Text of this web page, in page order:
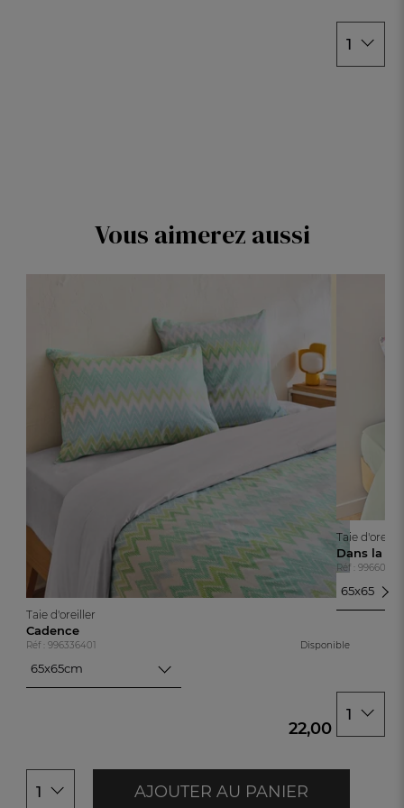
1
Vous aimerez aussi
Taie d'oreiller
Cadence
Réf : 996336401 Disponible
65x65cm
22,00 €
1 AJOUTER AU PANIER
Taie
Dans la
Réf :
65x65cm
1